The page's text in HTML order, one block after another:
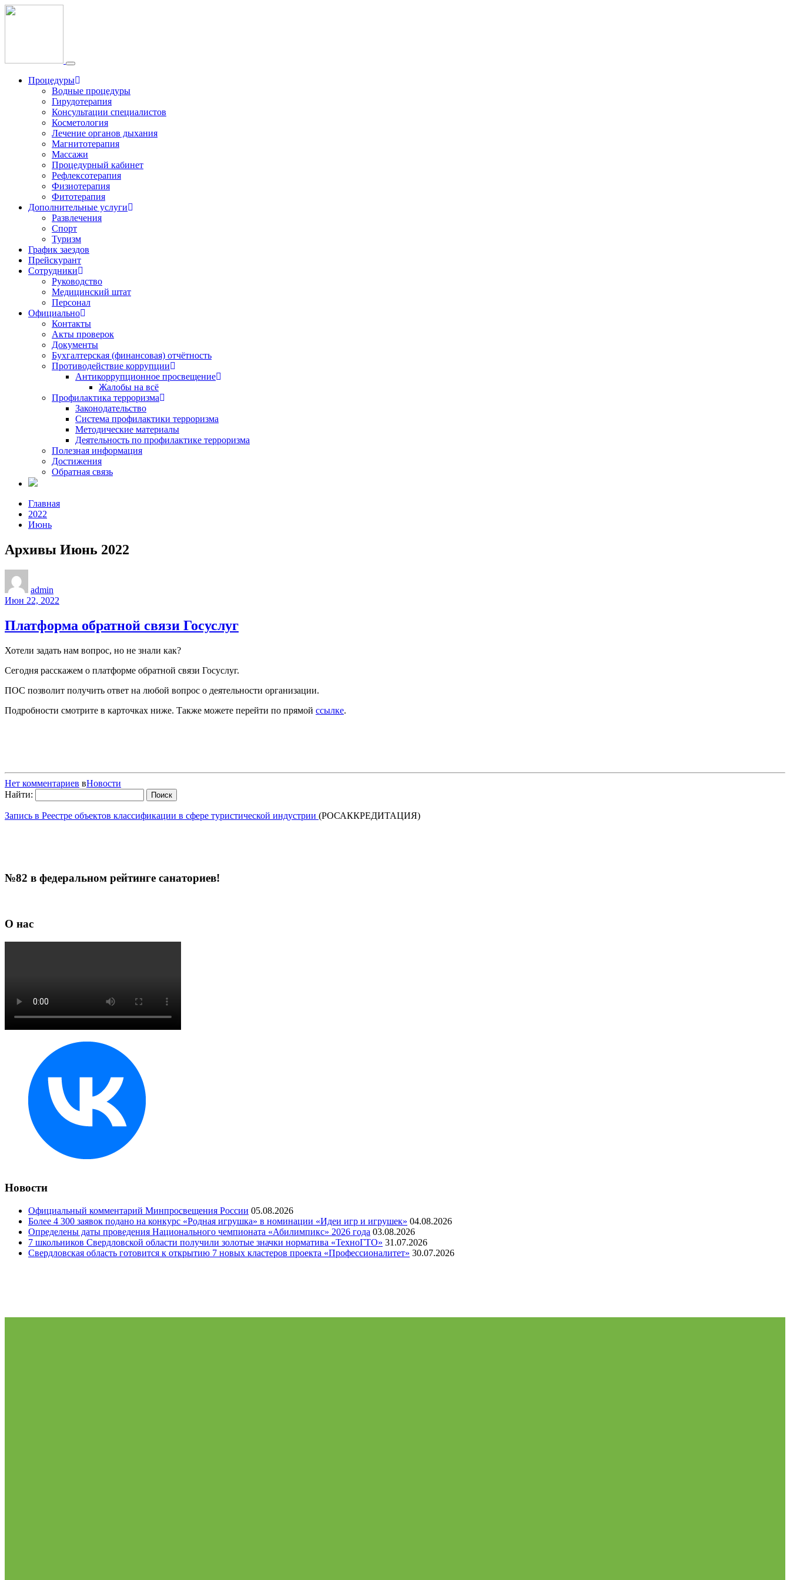
Toggle
navigation
Процедуры
Водные процедуры
Гирудотерапия
Консультации специалистов
Косметология
Лечение органов дыхания
Магнитотерапия
Массажи
Процедурный кабинет
Рефлексотерапия
Физиотерапия
Фитотерапия
Дополнительные услуги
Развлечения
Спорт
Туризм
График заездов
Прейскурант
Сотрудники
Руководство
Медицинский штат
Персонал
Официально
Контакты
Акты проверок
Документы
Бухгалтерская (финансовая) отчётность
Противодействие коррупции
Антикоррупционное просвещение
Жалобы на всё
Профилактика терроризма
Законодательство
Система профилактики терроризма
Методические материалы
Деятельность по профилактике терроризма
Полезная информация
Достижения
Обратная связь
Главная
2022
Июнь
Архивы Июнь 2022
admin
Июн 22, 2022
Платформа обратной связи Госуслуг
Хотели задать нам вопрос, но не знали как?
Сегодня расскажем о платформе обратной связи Госуслуг.
ПОС позволит получить ответ на любой вопрос о деятельности организации.
Подробности смотрите в карточках ниже. Также можете перейти по прямой ссылке.
Нет комментариев вНовости
Найти:
Запись в Реестре объектов классификации в сфере туристической индустрии (РОСАККРЕДИТАЦИЯ)
№82 в федеральном рейтинге санаториев!
О нас
Новости
Официальный комментарий Минпросвещения России 05.08.2026
Более 4 300 заявок подано на конкурс «Родная игрушка» в номинации «Идеи игр и игрушек» 04.08.2026
Определены даты проведения Национального чемпионата «Абилимпикс» 2026 года 03.08.2026
7 школьников Свердловской области получили золотые значки норматива «ТехноГТО» 31.07.2026
Свердловская область готовится к открытию 7 новых кластеров проекта «Профессионалитет» 30.07.2026